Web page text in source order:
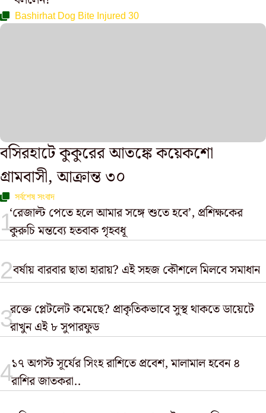
Bashirhat Dog Bite Injured 30
বসিরহাটে কুকুরের আতঙ্কে কয়েকশো
গ্রামবাসী, আক্রান্ত ৩০
সর্বশেষ সংবাদ
‘রেজাল্ট পেতে হলে আমার সঙ্গে শুতে হবে’, প্রশিক্ষকের
কুরুচি মন্তব্যে হতবাক গৃহবধূ
বর্ষায় বারবার ছাতা হারায়? এই সহজ কৌশলে মিলবে সমাধান
রক্তে প্লেটলেট কমেছে? প্রাকৃতিকভাবে সুস্থ থাকতে ডায়েটে
রাখুন এই ৮ সুপারফুড
১৭ অগস্ট সূর্যের সিংহ রাশিতে প্রবেশ, মালামাল হবেন ৪
রাশির জাতকরা..